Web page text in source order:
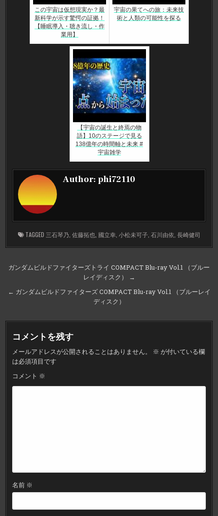
この宇宙は仮想現実か？最
新科学が示す驚愕の証拠！
【睡眠導入・聴き流し・作
業用】
宇宙の果てへの旅：未来技
術と人類の可能性を探る
【宇宙の誕生と終焉の物
語】10のステージで見る
138億年の時間軸と未来 #
宇宙雑学
Author: phi72110
TAGGED 三石琴乃 佐藤拓也, 國立幸, 小松未可子, 石川由依 長崎健司
投
ナ
ゲ
ー
シ
ョ
ン
ガンダムビルドファイターズトライ COMPACT Blu-ray Vol.1 （ブルー
レイディスク） →
← ガンダムビルドファイターズ COMPACT Blu-ray Vol.1 （ブルーレイ
ディスク）
コメントを残す
メールアドレスが公開されることはありません。 ※ が付いている欄
は必須項目です
コメント ※
名前 ※